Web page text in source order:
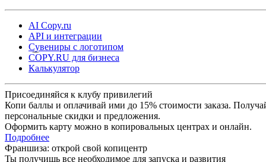
AI Copy.ru
API и интеграции
Сувениры с логотипом
COPY.RU для бизнеса
Калькулятор
Присоединяйся к клубу привилегий
Копи баллы и оплачивай ими до 15% стоимости заказа.
персональные скидки и предложения.
Оформить карту можно в копировальных центрах и онлайн.
Подробнее
Франшиза: открой свой копицентр
Ты получишь все необходимое для запуска и развития